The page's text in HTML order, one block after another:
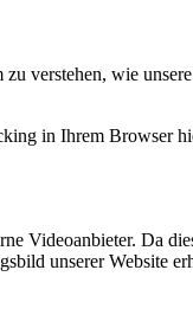
verstehen, wie
in Ihrem Browser
Videoanbieter. Da
unserer Website